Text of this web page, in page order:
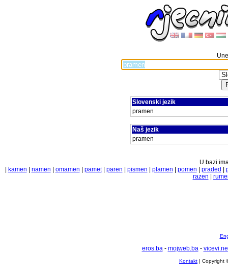
Slovenski jezik
pramen
Naš jezik
pramen
U bazi
kamen namen omamen pamet| paren pismen plamen pomen praded
razen
eros.ba- mojweb.ba-
Kontakt | Copyright